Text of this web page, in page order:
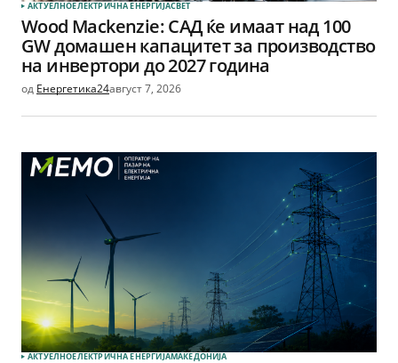
АКТУЕЛНОЕЛЕКТРИЧНА ЕНЕРГИЈАСВЕТ
Wood Mackenzie: САД ќе имаат над 100
GW домашен капацитет за производство
на инвертори до 2027 година
од Енергетика24август 7, 2026
АКТУЕЛНОЕЛЕКТРИЧНА ЕНЕРГИЈАМАКЕДОНИЈА